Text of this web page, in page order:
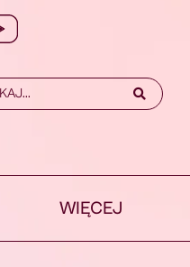
WIĘCEJ